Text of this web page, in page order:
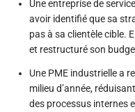
Une entreprise de
avoir identifié que sa
pas à sa clientèle cible.
et restructuré son
Une PME industrielle a
milieu d’année,
des processus internes